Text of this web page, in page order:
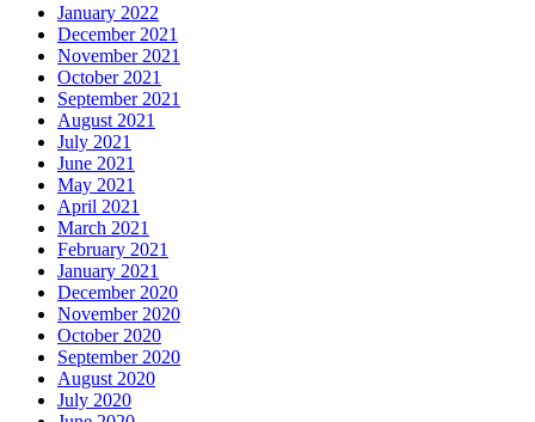
January 2022
December 2021
November 2021
October 2021
September 2021
August 2021
July 2021
June 2021
May 2021
April 2021
March 2021
February 2021
January 2021
December 2020
November 2020
October 2020
September 2020
August 2020
July 2020